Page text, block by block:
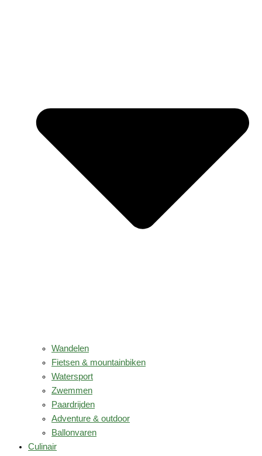
Wandelen
Fietsen & mountainbiken
Watersport
Zwemmen
Paardrijden
Adventure & outdoor
Ballonvaren
Culinair